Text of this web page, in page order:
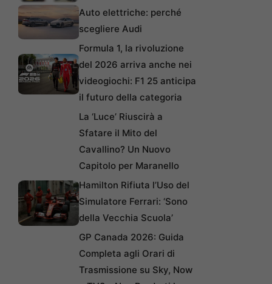
Auto elettriche: perché
scegliere Audi
Formula 1, la rivoluzione
del 2026 arriva anche nei
videogiochi: F1 25 anticipa
il futuro della categoria
La ‘Luce’ Riuscirà a
Sfatare il Mito del
Cavallino? Un Nuovo
Capitolo per Maranello
Hamilton Rifiuta l’Uso del
Simulatore Ferrari: ‘Sono
della Vecchia Scuola’
GP Canada 2026: Guida
Completa agli Orari di
Trasmissione su Sky, Now